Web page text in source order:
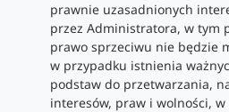
prawnie uzasadnionych
przez Administratora, w tym
prawo sprzeciwu nie będzie
w przypadku istnienia
podstaw do przetwarzania,
interesów, praw i wolności,